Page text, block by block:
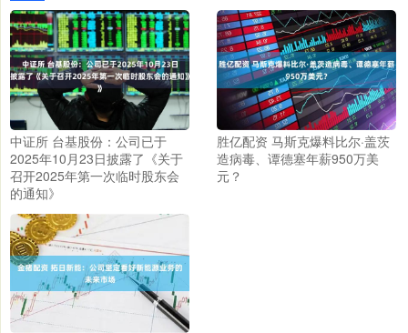
中证所 台基股份：公司已于
2025年10月23日披露了《关于
召开2025年第一次临时股东会
的通知》
胜亿配资 马斯克爆料比尔·盖茨
造病毒、谭德塞年薪950万美
元？